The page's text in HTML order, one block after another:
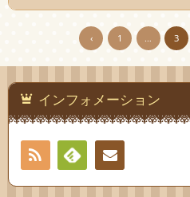
‹ 1 … 3
インフォメーション
RSS
Feedlyお問